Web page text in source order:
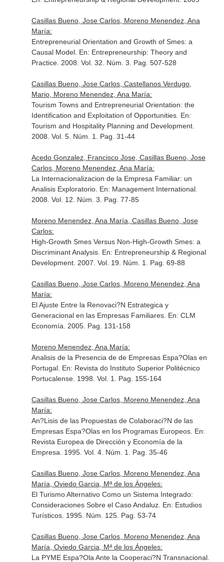
Casillas Bueno, Jose Carlos, Moreno Menendez, Ana
María:
Entrepreneurial Orientation and Growth of Smes: a
Causal Model. En: Entrepreneurship: Theory and
Practice. 2008. Vol. 32. Núm. 3. Pag. 507-528
Casillas Bueno, Jose Carlos, Castellanos Verdugo,
Mario, Moreno Menendez, Ana María:
Tourism Towns and Entrepreneurial Orientation: the
Identification and Exploitation of Opportunities. En:
Tourism and Hospitality Planning and Development.
2008. Vol. 5. Núm. 1. Pag. 31-44
Acedo Gonzalez, Francisco Jose, Casillas Bueno, Jose
Carlos, Moreno Menendez, Ana María:
La Internacionalizacion de la Empresa Familiar: un
Analisis Exploratorio. En: Management International.
2008. Vol. 12. Núm. 3. Pag. 77-85
Moreno Menendez, Ana María, Casillas Bueno, Jose
Carlos:
High-Growth Smes Versus Non-High-Growth Smes: a
Discriminant Analysis. En: Entrepreneurship & Regional
Development. 2007. Vol. 19. Núm. 1. Pag. 69-88
Casillas Bueno, Jose Carlos, Moreno Menendez, Ana
María:
El Ajuste Entre la Renovaci?N Estrategica y
Generacional en las Empresas Familiares. En: CLM
Economía . 2005. Pag. 131-158
Moreno Menendez, Ana María:
Analisis de la Presencia de de Empresas Espa?Olas en
Portugal. En: Revista do Instituto Superior Politécnico
Portucalense. 1998. Vol. 1. Pag. 155-164
Casillas Bueno, Jose Carlos, Moreno Menendez, Ana
María:
An?Lisis de las Propuestas de Colaboraci?N de las
Empresas Espa?Olas en los Programas Europeos. En:
Revista Europea de Dirección y Economía de la
Empresa . 1995. Vol. 4. Núm. 1. Pag. 35-46
Casillas Bueno, Jose Carlos, Moreno Menendez, Ana
María, Oviedo Garcia, Mª de los Ángeles:
El Turismo Alternativo Como un Sistema Integrado:
Consideraciones Sobre el Caso Andaluz. En: Estudios
Turísticos. 1995. Núm. 125. Pag. 53-74
Casillas Bueno, Jose Carlos, Moreno Menendez, Ana
María, Oviedo Garcia, Mª de los Ángeles:
La PYME Espa?Ola Ante la Cooperaci?N Transnacional.